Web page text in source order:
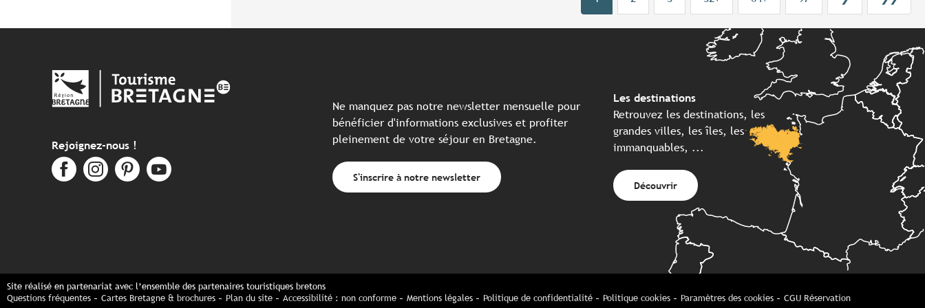
Rejoignez-nous !
Ne manquez pas notre newsletter mensuelle pour
bénéficier d'informations exclusives et profiter
pleinement de votre séjour en Bretagne.
S'inscrire à notre newsletter
Les destinations
Retrouvez les destinations, les
grandes villes, les îles, les
immanquables, ...
Découvrir
Site réalisé en partenariat avec l’ensemble des partenaires touristiques bretons
Questions fréquentes
Cartes Bretagne & brochures Plan du site Accessibilité : non conforme Mentions légales Politique de confidentialité Politique cookies Paramètres des cookies CGU Réservation